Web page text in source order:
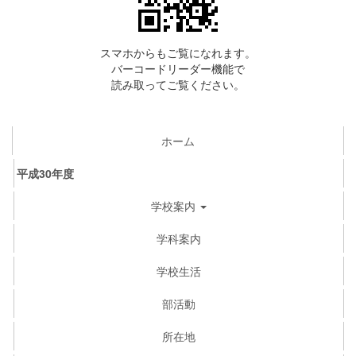
スマホからもご覧になれます。
バーコードリーダー機能で
読み取ってご覧ください。
ホーム
平成30年度
学校案内
学科案内
学校生活
部活動
所在地